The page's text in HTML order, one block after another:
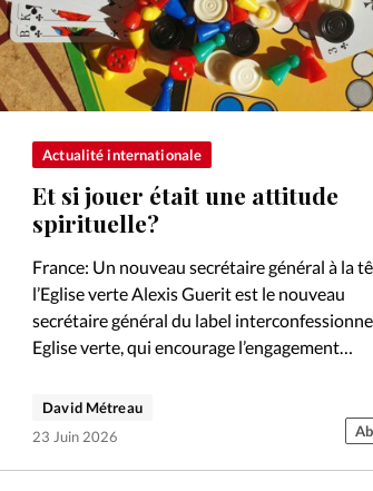
Actualité internationale
Et si jouer était une attitude
spirituelle?
France: Un nouveau secrétaire général à la
l’Eglise verte Alexis Guerit est le nouveau
secrétaire général du label
Eglise verte, qui encourage l’engagement
Morosini,…
David Métreau
23 Juin 2026